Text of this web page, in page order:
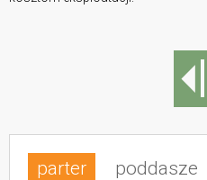
parter poddasze